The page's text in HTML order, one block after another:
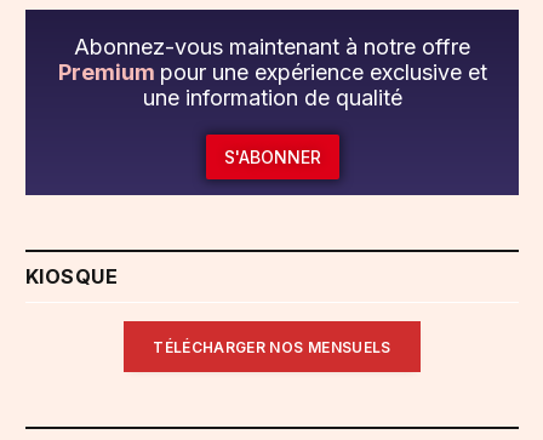
Abonnez-vous maintenant à notre offre
Premium pour une expérience exclusive et
une information de qualité
S'ABONNER
KIOSQUE
TÉLÉCHARGER NOS MENSUELS